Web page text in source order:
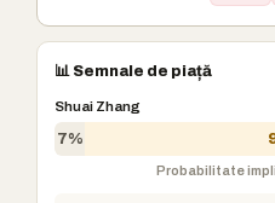
📊 Semnale de piață
Shuai Zhang
7%
Probabilitate